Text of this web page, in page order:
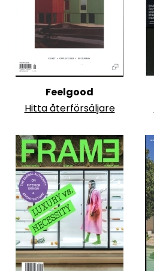
Feelgood
Hitta återförsäljare